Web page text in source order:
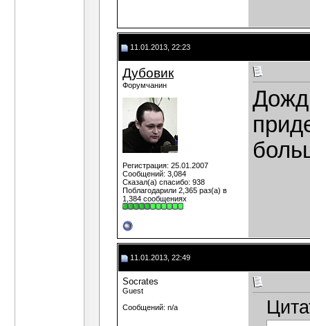
11.01.2013, 22:23
Дубовик
Форумчанин
Регистрация: 25.01.2007
Сообщений: 3,084
Сказал(а) спасибо: 938
Поблагодарили 2,365 раз(а) в
1,384 сообщениях
11.01.2013, 22:49
Socrates
Guest
Сообщений: n/a